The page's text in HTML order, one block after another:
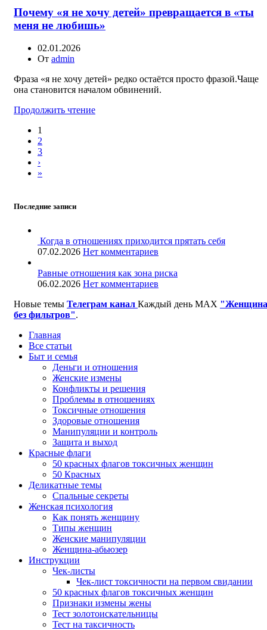
Почему «я не хочу детей» превращается в «ты
меня не любишь»
02.01.2026
От admin
Фраза «я не хочу детей» редко остаётся просто фразой.Чаще
она становится началом обвинений.
Продолжить чтение
1
2
3
›
»
Последние записи
Когда в отношениях приходится прятать себя
07.02.2026 Нет комментариев
Равные отношения как зона риска
06.02.2026 Нет комментариев
Новые темы Телеграм канал Каждый день MAX "Женщина
без фильтров".
Главная
Все статьи
Быт и семья
Деньги и отношения
Женские измены
Конфликты и решения
Проблемы в отношениях
Токсичные отношения
Здоровые отношения
Манипуляции и контроль
Защита и выход
Красные флаги
50 красных флагов токсичных женщин
50 Красных
Деликатные темы
Спальные секреты
Женская психология
Как понять женщину
Типы женщин
Женские манипуляции
Женщина-абьюзер
Инструкции
Чек-листы
Чек-лист токсичности на первом свидании
50 красных флагов токсичных женщин
Признаки измены жены
Тест золотоискательницы
Тест на таксичность